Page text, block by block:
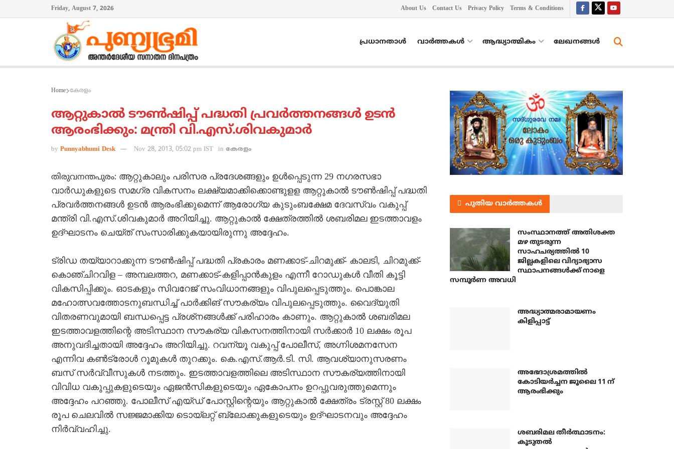
Friday, August 7, 2026 About Us Contact Us Privacy Policy Terms & Conditions
പ്രധാനതാൾ വാർത്തകൾ ആദ്ധ്യാത്മികം ലേഖനങ്ങള്‍
Home കേരളം
ആറ്റുകാല്‍ ടൗണ്‍ഷിപ്പ് പദ്ധതി പ്രവര്‍ത്തനങ്ങള്‍ ഉടന്‍
ആരംഭിക്കും: മന്ത്രി വി.എസ്.ശിവകുമാര്‍
by Punnyabhumi Desk Nov 28, 2013, 05:02 pm IST in കേരളം
തിരുവനന്തപുരം: ആറ്റുകാലും പരിസര പ്രദേശങ്ങളും ഉള്‍പ്പെടുന്ന 29 നഗരസഭാ
വാര്‍ഡുകളുടെ സമഗ്ര വികസനം ലക്ഷ്യമാക്കിക്കൊണ്ടുളള ആറ്റുകാല്‍ ടൗണ്‍ഷിപ്പ് പദ്ധതി
പ്രവര്‍ത്തനങ്ങള്‍ ഉടന്‍ ആരംഭിക്കുമെന്ന് ആരോഗ്യ കുടുംബക്ഷേമ ദേവസ്വം വകുപ്പ്
മന്ത്രി വി.എസ്.ശിവകുമാര്‍ അറിയിച്ചു. ആറ്റുകാല്‍ ക്ഷേത്രത്തില്‍ ശബരിമല ഇടത്താവളം
ഉദ്ഘാടനം ചെയ്ത് സംസാരിക്കുകയായിരുന്നു അദ്ദേഹം.
ട്രിഡ തയ്യാറാക്കുന്ന ടൗണ്‍ഷിപ്പ് പദ്ധതി പ്രകാരം മണക്കാട്-ചിറമുക്ക്- കാലടി, ചിറമുക്ക്-
കൊഞ്ചിറവിള – അമ്പലത്തറ, മണക്കാട്-കളിപ്പാന്‍കുളം എന്നീ റോഡുകള്‍ വീതി കൂട്ടി
വികസിപ്പിക്കും. ഓടകളും സിവറേജ് സംവിധാനങ്ങളും വിപുലപ്പെടുത്തും. പൊങ്കാല
മഹോത്സവത്തോടനുബന്ധിച്ച് പാര്‍ക്കിങ് സൗകര്യം വിപുലപ്പെടുത്തും. വൈദ്യുതി
വിതരണവുമായി ബന്ധപ്പെട്ട പ്രശ്‌നങ്ങള്‍ക്ക് പരിഹാരം കാണും. ആറ്റുകാല്‍ ശബരിമല
ഇടത്താവളത്തിന്റെ അടിസ്ഥാന സൗകര്യ വികസനത്തിനായി സര്‍ക്കാര്‍ 10 ലക്ഷം രൂപ
അനുവദിച്ചതായി അദ്ദേഹം അറിയിച്ചു. റവന്യൂ വകുപ്പ് പോലീസ്, അഗ്നിശമനസേന
എന്നിവ കണ്‍ട്രോള്‍ റൂമുകള്‍ തുറക്കും. കെ.എസ്.ആര്‍.ടി. സി. ആവശ്യാനുസരണം
ബസ് സര്‍വ്വീസുകള്‍ നടത്തും. ഇടത്താവളത്തിലെ അടിസ്ഥാന സൗകര്യത്തിനായി
വിവിധ വകുപ്പുകളുടെയും ഏജന്‍സികളുടെയും ഏകോപനം ഉറപ്പുവരുത്തുമെന്നും
അദ്ദേഹം പറഞ്ഞു. പോലീസ് എയ്ഡ് പോസ്റ്റിന്റെയും ആറ്റുകാല്‍ ക്ഷേത്രം ട്രസ്റ്റ് 80 ലക്ഷം
രൂപ ചെലവില്‍ സജ്ജമാക്കിയ ടൊയ്‌ലറ്റ് ബ്ലോക്കുകളുടെയും ഉദ്ഘാടനവും അദ്ദേഹം
നിര്‍വ്വഹിച്ചു.
പുതിയ വാർത്തകൾ
സംസ്ഥാനത്ത് അതിശക്ത
മഴ തുടരുന്ന
സാഹചര്യത്തിൽ 10
ജില്ലകളിലെ വിദ്യാഭ്യാസ
സ്ഥാപനങ്ങൾക്ക് നാളെ
സമ്പൂർണ അവധി
അദ്ധ്യാത്മരാമായണം
കിളിപ്പാട്ട്
അഭേദാശ്രമത്തില്‍
കോടിയര്‍ച്ചന ജൂലൈ 11 ന്
ആരംഭിക്കും
ശബരിമല തീര്‍ത്ഥാടനം:
കൂടുതല്‍